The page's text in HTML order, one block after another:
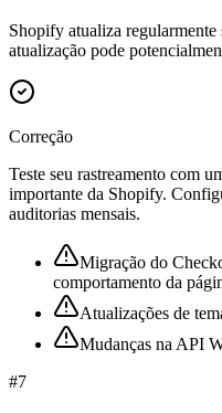
Shopify atualiza regularmente
atualização pode
Correção
Teste seu rastreamento com
importante da Shopify.
auditorias mensais.
Migração do
comportamento da
Atualizações de
Mudanças na API
#7